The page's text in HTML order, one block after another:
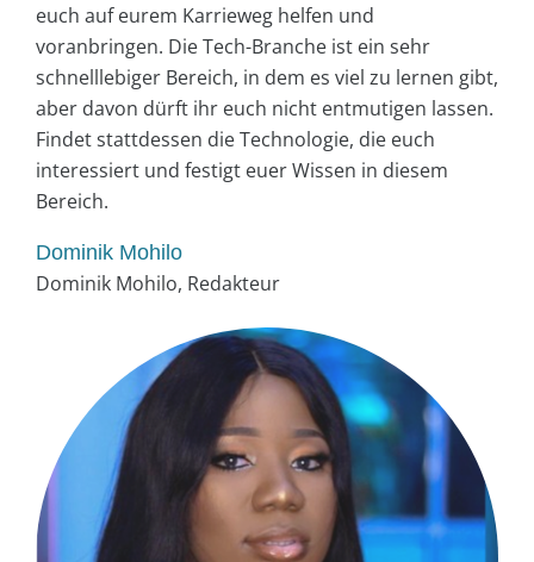
euch auf eurem Karrieweg helfen und
voranbringen. Die Tech-Branche ist ein sehr
schnelllebiger Bereich, in dem es viel zu lernen gibt,
aber davon dürft ihr euch nicht entmutigen lassen.
Findet stattdessen die Technologie, die euch
interessiert und festigt euer Wissen in diesem
Bereich.
Dominik Mohilo
Dominik Mohilo, Redakteur